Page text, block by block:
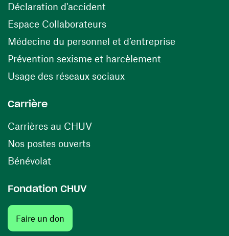
Déclaration d'accident
Espace Collaborateurs(ouvre une nouvelle fenêtre)
Médecine du personnel et d’entreprise
Prévention sexisme et harcèlement
Usage des réseaux sociaux(ouvre une nouvelle
Carrière
Carrières au CHUV(ouvre une nouvelle fenêtre)
Nos postes ouverts(ouvre une nouvelle fenêtre)
Bénévolat
Fondation CHUV
Faire un don